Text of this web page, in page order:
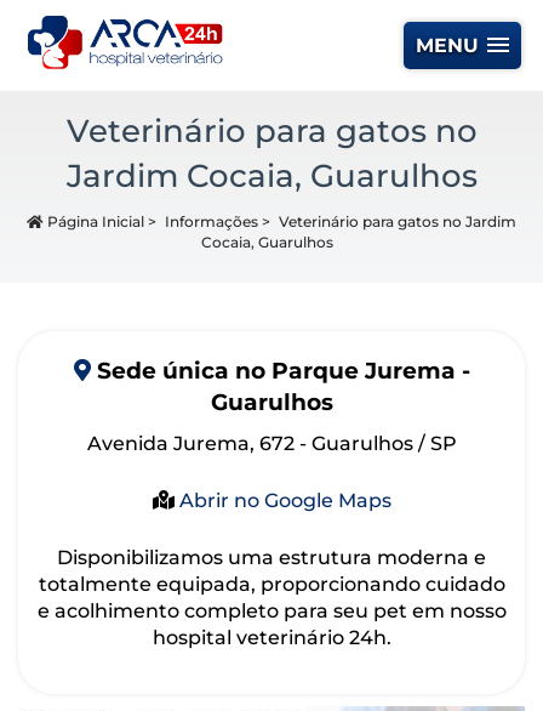
MENU
Veterinário para gatos no
Jardim Cocaia, Guarulhos
Página Inicial > Informações > Veterinário para gatos no Jardim
Cocaia, Guarulhos
Sede única no Parque Jurema -
Guarulhos
Avenida Jurema, 672 - Guarulhos / SP
Abrir no Google Maps
Disponibilizamos uma estrutura moderna e
totalmente equipada, proporcionando cuidado
e acolhimento completo para seu pet em nosso
hospital veterinário 24h.